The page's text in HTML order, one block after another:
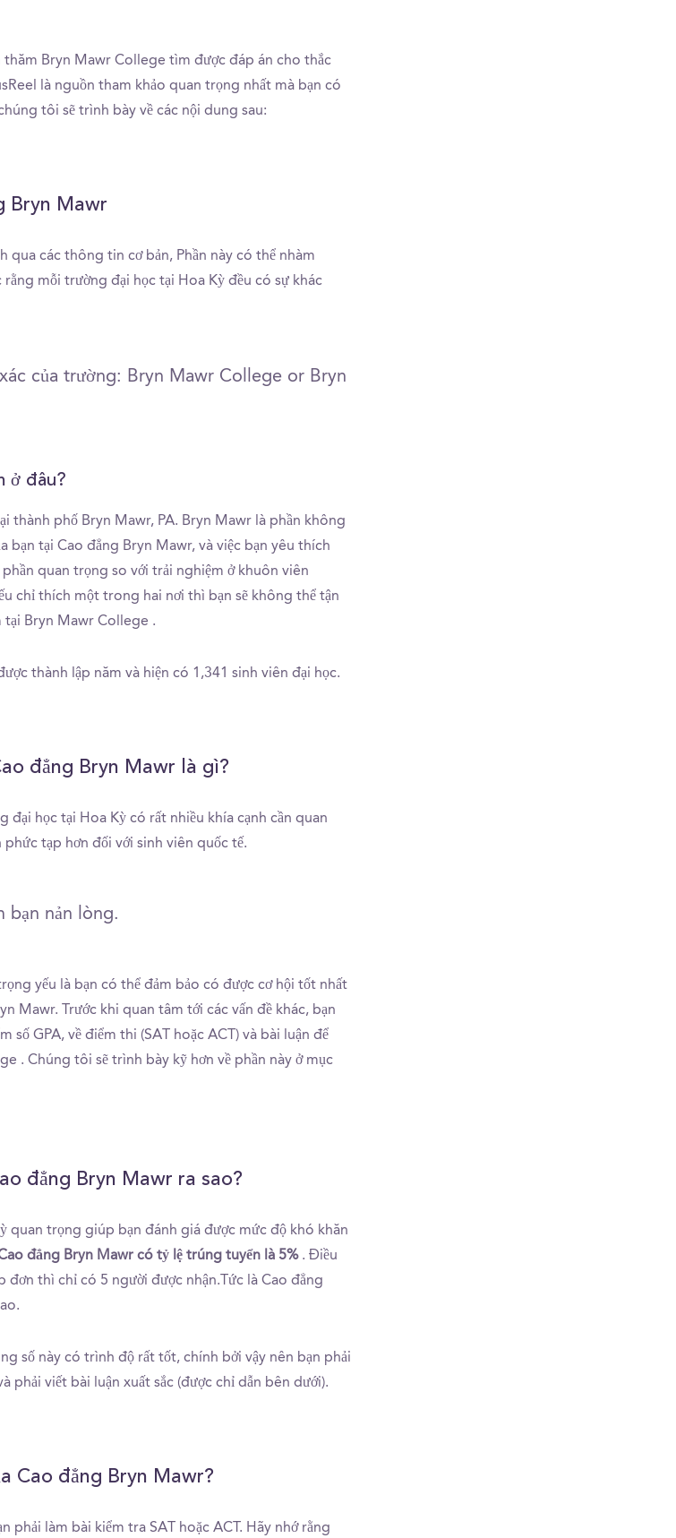
thăm Bryn Mawr College tìm được đáp án cho thắc
là nguồn tham khảo quan trọng nhất mà bạn có
tôi sẽ trình bày về các nội dung sau:
Bryn Mawr
qua các thông tin cơ bản, Phần này có thể nhàm
mỗi trường đại học tại Hoa Kỳ đều có sự khác
xác của trường: Bryn Mawr College or Bryn
ở đâu?
thành phố Bryn Mawr, PA. Bryn Mawr là phần không
bạn tại Cao đẳng Bryn Mawr, và việc bạn yêu thích
quan trọng so với trải nghiệm ở khuôn viên
chỉ thích một trong hai nơi thì bạn sẽ không thể tận
tại Bryn Mawr College .
thành lập năm và hiện có 1,341 sinh viên đại học.
đẳng Bryn Mawr là gì?
đại học tại Hoa Kỳ có rất nhiều khía cạnh cần quan
tạp hơn đối với sinh viên quốc tế.
bạn nản lòng.
yếu là bạn có thể đảm bảo có được cơ hội tốt nhất
Mawr. Trước khi quan tâm tới các vấn đề khác, bạn
số GPA, về điểm thi (SAT hoặc ACT) và bài luận để
. Chúng tôi sẽ trình bày kỹ hơn về phần này ở mục
đẳng Bryn Mawr ra sao?
quan trọng giúp bạn đánh giá được mức độ khó khăn
đẳng Bryn Mawr có tỷ lệ trúng tuyển là 5% . Điều
đơn thì chỉ có 5 người được nhận.Tức là Cao đẳng
số này có trình độ rất tốt, chính bởi vậy nên bạn phải
phải viết bài luận xuất sắc (được chỉ dẫn bên dưới).
Cao đẳng Bryn Mawr?
phải làm bài kiểm tra SAT hoặc ACT. Hãy nhớ rằng